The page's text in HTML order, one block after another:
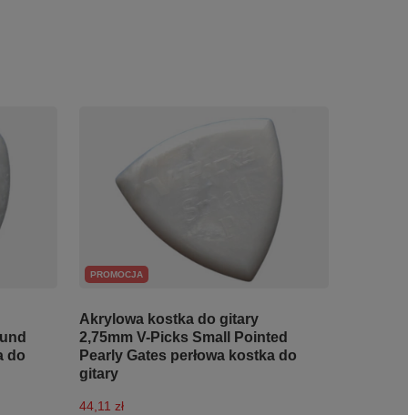
do
PROMOCJA
Akrylowa kostka do gitary
2,75mm V-Picks Small Pointed
Pearly Gates perłowa kostka do
gitary
44,11 zł